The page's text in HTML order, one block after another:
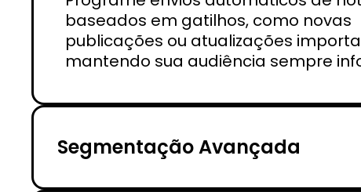
baseados em gatilhos, como novas
publicações ou atualizações
mantendo sua audiência sempre
Segmentação Avançada